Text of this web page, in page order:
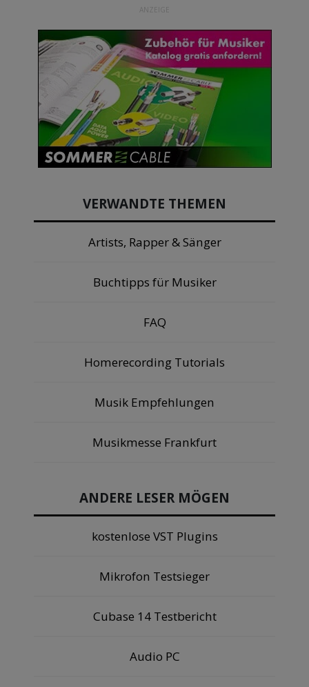
ANZEIGE
VERWANDTE THEMEN
Artists, Rapper & Sänger
Buchtipps für Musiker
FAQ
Homerecording Tutorials
Musik Empfehlungen
Musikmesse Frankfurt
ANDERE LESER MÖGEN
kostenlose VST Plugins
Mikrofon Testsieger
Cubase 14 Testbericht
Audio PC